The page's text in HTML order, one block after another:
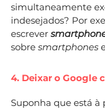
simultaneamente
indesejados? Por
escrever
sobre smartphones
4. Deixar o Google
Suponha que está